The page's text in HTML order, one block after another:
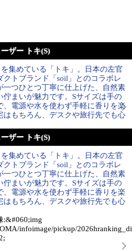
ザー トキ(S)
集めている「トキ」。日本の左官
トブランド「soil」とのコラボレ
一つひとつ丁寧に仕上げた、自然素
まいが魅力です。Sサイズは手の
電源や水を使わず手軽に香りを楽
はもちろん、デスクや旅行先でも心
ザー トキ(S)
集めている「トキ」。日本の左官
トブランド「soil」とのコラボレ
一つひとつ丁寧に仕上げた、自然素
まいが魅力です。Sサイズは手の
電源や水を使わず手軽に香りを楽
はもちろん、デスクや旅行先でも心
:&#060;img
infoimage/pickup/